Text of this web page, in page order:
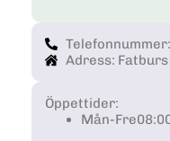
Telefonnummer:
Adress: Fatburs
Öppettider:
Mån-Fre